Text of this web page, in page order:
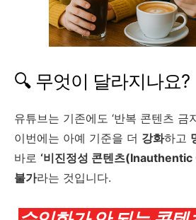
🔍 무엇이 달라지나요?
유튜브는 기존에도 ‘반복 콘텐츠 금
이번에는 아예 기준을 더 강화하고
바로 ‘비진정성 콘텐츠
불가라는 것입니다.